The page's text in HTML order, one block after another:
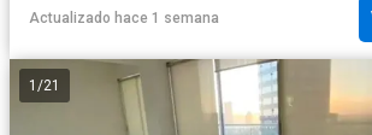
Actualizado hace 1 semana
1 /21